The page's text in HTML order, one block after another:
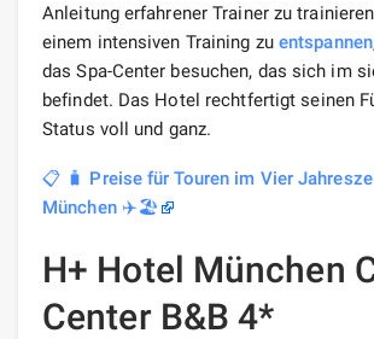
Anleitung erfahrener Trainer zu
einem intensiven Training zu entspannen
das Spa-Center besuchen, das sich im
befindet. Das Hotel rechtfertigt seinen
Status voll und ganz.
📋 🧳 Preise für Touren im Vier
München ✈️🏖️
H+ Hotel München
Center B&B 4*